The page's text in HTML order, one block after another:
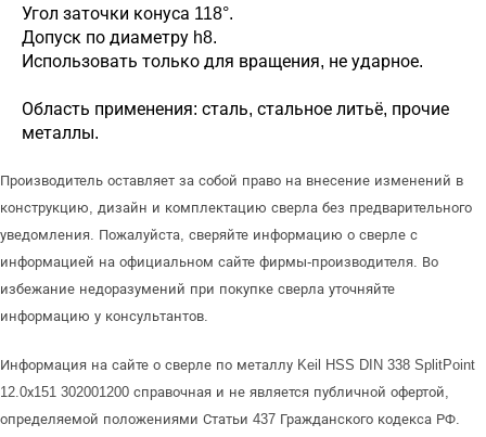
Угол заточки конуса 118°.
Допуск по диаметру h8.
Использовать только для вращения, не ударное.
Область применения: сталь, стальное литьё, прочие
металлы.
Производитель оставляет за собой право на внесение изменений в
конструкцию, дизайн и комплектацию сверла без предварительного
уведомления. Пожалуйста, сверяйте информацию о сверле с
информацией на официальном сайте фирмы-производителя. Во
избежание недоразумений при покупке сверла уточняйте
информацию у консультантов.
Информация на сайте о сверле по металлу Keil HSS DIN 338 SplitPoint
12.0х151 302001200 справочная и не является публичной офертой,
определяемой положениями Статьи 437 Гражданского кодекса РФ.